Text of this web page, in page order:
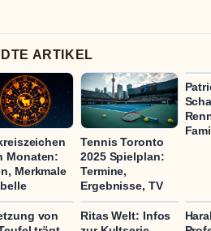
ARTIKEL
Monaten:
Merkmale
Tennis Toronto
2025 Spielplan:
Termine,
Ergebnisse, TV
von
Ritas Welt: Infos